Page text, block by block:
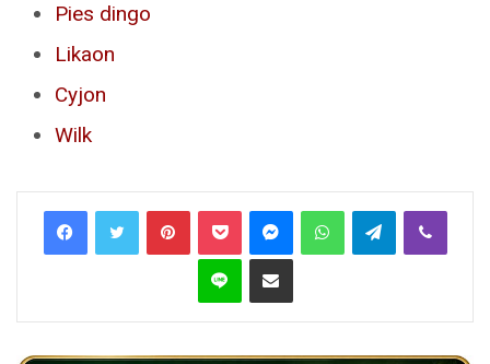
Pies dingo
Likaon
Cyjon
Wilk
PinterestPocket MessengerWhatsAppTelegramViber
Line Share via Email